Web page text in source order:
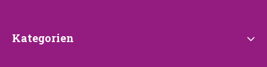
Kategorien
Kategorien